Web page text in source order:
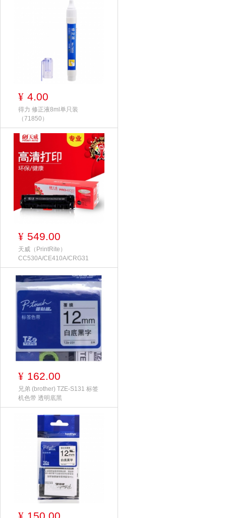
¥ 4.00
得力 修正液8ml单只装
（71850）
¥ 549.00
天威（PrintRite）
CC530A/CE410A/CRG31
¥ 162.00
兄弟 (brother) TZE-S131 标签
机色带 透明底黑